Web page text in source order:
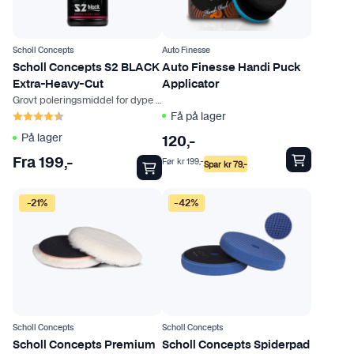
Scholl Concepts
Scholl Concepts S2 BLACK
Extra-Heavy-Cut
Grovt poleringsmiddel for dype riper og defekter
Karakter:
På lager
Fra 199,-
o
d
u
k
t
v
Auto Finesse
Auto Finesse Handi Puck
Applicator
Få på lager
120,-
Spar kr79,-
Før kr199,-
-21%
Scholl Concepts
Scholl Concepts Premium
D
o
d
-42%
Scholl Concepts
Scholl Concepts Spiderpad
D
o
d